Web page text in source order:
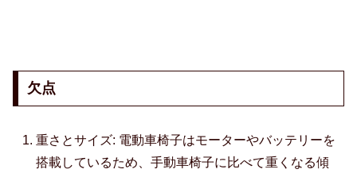
欠点
重さとサイズ: 電動車椅子はモーターやバッテリーを
搭載しているため、手動車椅子に比べて重くなる傾